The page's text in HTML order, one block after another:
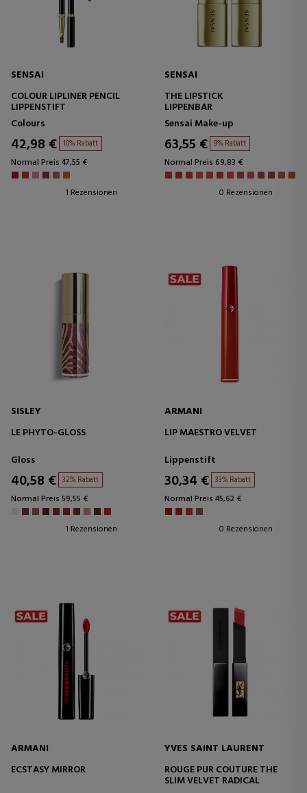
SENSAI
COLOUR LIPLINER PENCIL
LIPPENSTIFT
Colours
42,98 € 10% Rabatt
Normal Preis 47,55 €
1 Rezensionen
SENSAI
THE LIPSTICK
LIPPENBAR
Sensai Make-up
63,55 € 9% Rabatt
Normal Preis 69,83 €
0 Rezensionen
SISLEY
LE PHYTO-GLOSS
Gloss
40,58 € 32% Rabatt
Normal Preis 59,55 €
1 Rezensionen
ARMANI
LIP MAESTRO VELVET
Lippenstift
30,34 € 33% Rabatt
Normal Preis 45,62 €
0 Rezensionen
ARMANI
ECSTASY MIRROR
YVES SAINT LAURENT
ROUGE PUR COUTURE THE
SLIM VELVET RADICAL